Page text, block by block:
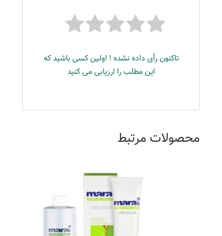
تاکنون رأی داده نشده ! اولین کسی باشید که
این مطلب را ارزیابی می کنید
محصولات مرتبط